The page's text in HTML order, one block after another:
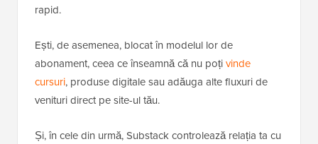
rapid.
Ești, de asemenea, blocat în modelul lor de
abonament, ceea ce înseamnă că nu poțivinde
cursuri, produse digitale sau adăuga alte fluxuri de
venituri direct pe site-ul tău.
Și, în cele din urmă, Substack controlează relația ta cu